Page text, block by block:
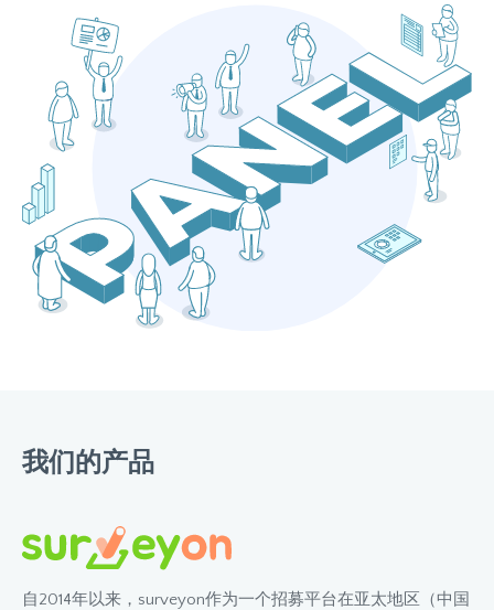
我们的产品
自2014年以来，surveyon作为一个招募平台在亚太地区（中国